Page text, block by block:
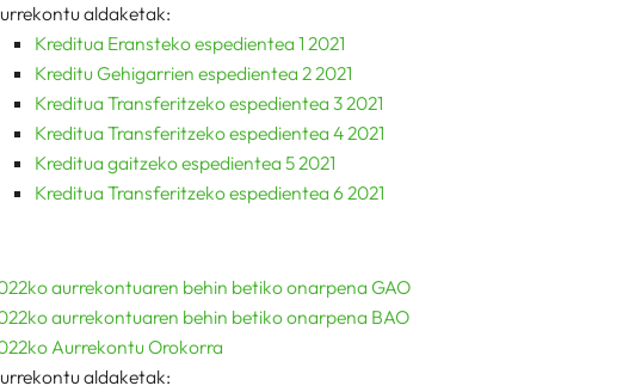
aldaketak:
Kreditua Eransteko espedientea 1 2021
Kreditu Gehigarrien espedientea 2 2021
Kreditua Transferitzeko espedientea 3 2021
Kreditua Transferitzeko espedientea 4 2021
Kreditua gaitzeko espedientea 5 2021
Kreditua Transferitzeko espedientea 6 2021
aurrekontuaren behin betiko onarpena GAO
aurrekontuaren behin betiko onarpena BAO
Aurrekontu Orokorra
aldaketak: